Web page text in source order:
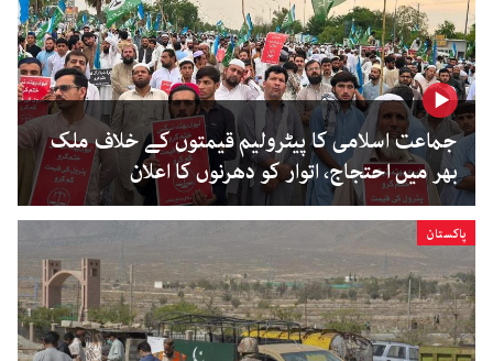
جماعت اسلامی کا پیٹرولیم قیمتوں کے خلاف ملک
بھر میں احتجاج، اتوار کو دھرنوں کا اعلان
پاکستان